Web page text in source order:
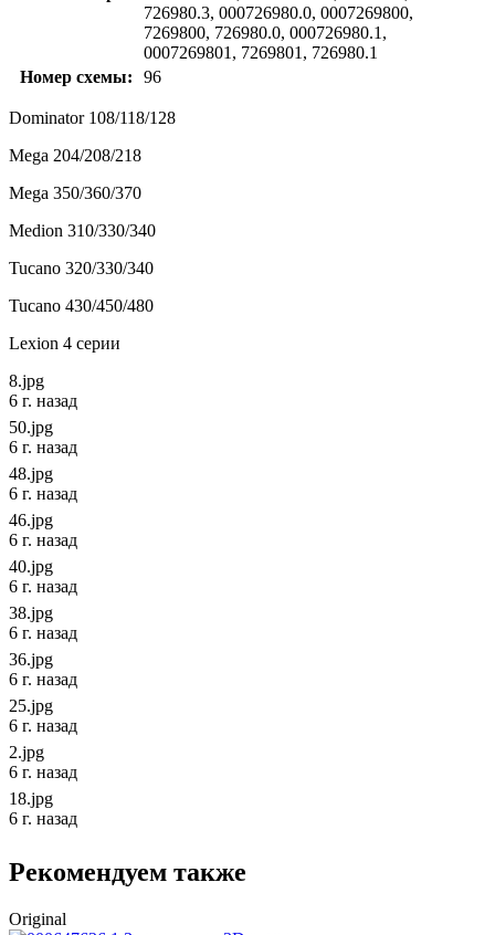
726980.3, 000726980.0, 0007269800,
7269800, 726980.0, 000726980.1,
0007269801, 7269801, 726980.1
Номер схемы:
96
Dominator 108/118/128
Mega 204/208/218
Mega 350/360/370
Medion 310/330/340
Tucano 320/330/340
Tucano 430/450/480
Lexion 4 серии
8.jpg
6 г. назад
50.jpg
6 г. назад
48.jpg
6 г. назад
46.jpg
6 г. назад
40.jpg
6 г. назад
38.jpg
6 г. назад
36.jpg
6 г. назад
25.jpg
6 г. назад
2.jpg
6 г. назад
18.jpg
6 г. назад
Рекомендуем также
Original